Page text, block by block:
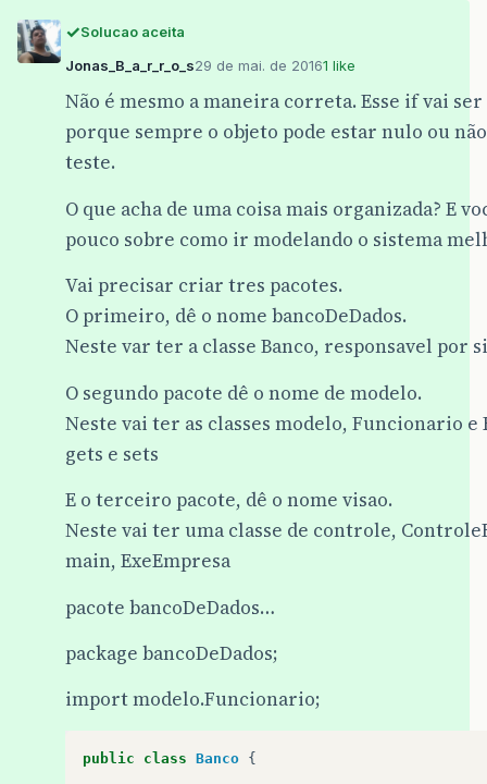
Solucao aceita
Jonas_B_a_r_r_o_s29 de mai. de 20161 like
Não é mesmo a maneira correta. Esse if vai
porque sempre o objeto pode estar nulo ou
teste.
O que acha de uma coisa mais organizada? E
pouco sobre como ir modelando o sistema
Vai precisar criar tres pacotes.
O primeiro, dê o nome bancoDeDados.
Neste var ter a classe Banco, responsavel por
O segundo pacote dê o nome de modelo.
Neste vai ter as classes modelo, Funcionario
gets e sets
E o terceiro pacote, dê o nome visao.
Neste vai ter uma classe de controle,
main, ExeEmpresa
pacote bancoDeDados…
package bancoDeDados;
import modelo.Funcionario;
public class Banco {